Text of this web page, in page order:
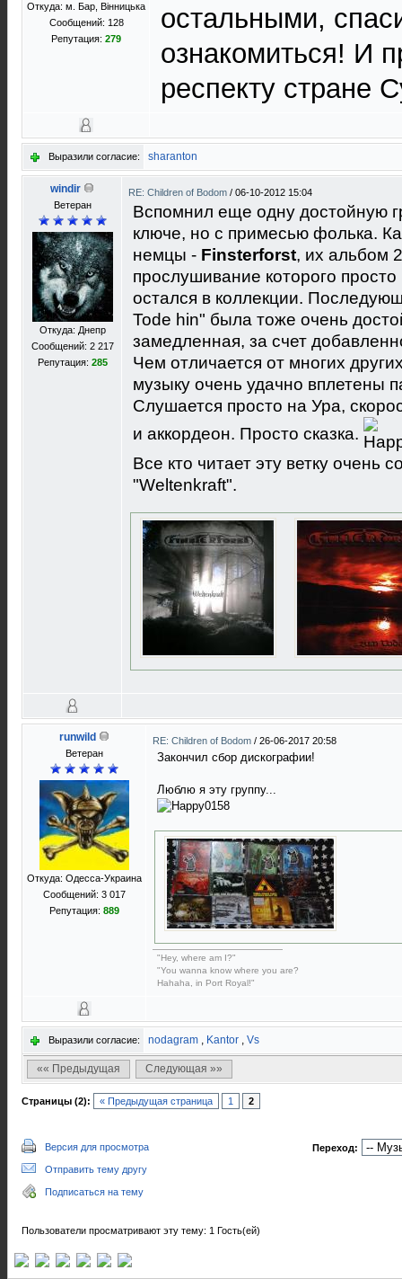
Откуда: м. Бар, Вiнницька
Сообщений: 128
Репутация: 279
остальными,
ознакомиться! И
респекту стране
Выразили согласие: sharanton
windir
Ветеран
Откуда: Днепр
Сообщений: 2 217
Репутация: 285
RE: Children of Bodom / 06-10-2012 15:04
Вспомнил еще одну достойную
ключе, но с примесью фолька.
немцы - Finsterforst, их альбом
прослушивание которого
остался в коллекции.
Tode hin" была тоже очень
замедленная, за счет
Чем отличается от многих
музыку очень удачно вплетены
Слушается просто на Ура,
и аккордеон. Просто сказка.
Все кто читает эту ветку очень
"Weltenkraft".
runwild
Ветеран
Откуда: Одесса-Украина
Сообщений: 3 017
Репутация: 889
RE: Children of Bodom / 26-06-2017 20:58
Закончил сбор дискографии!
Люблю я эту группу...
"Hey, where am I?"
"You wanna know where you are?
Hahaha, in Port Royal!"
Выразили согласие: nodagram , Kantor , Vs
«« Предыдущая Следующая »»
Страницы (2): « Предыдущая страница 1 2
Версия для просмотра
Отправить тему другу
Подписаться на тему
Переход:
Пользователи просматривают эту тему: 1 Гость(ей)